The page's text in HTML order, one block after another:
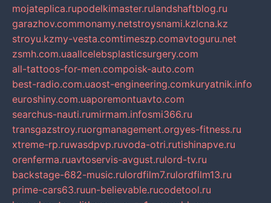
mojateplica.rupodelkimaster.rulandshaftblog.ru
garazhov.commonamy.netstroysnami.kzlcna.kz
stroyu.kzmy-vesta.comtimeszp.comavtoguru.net
zsmh.com.uaallcelebsplasticsurgery.com
all-tattoos-for-men.compoisk-auto.com
best-radio.com.uaost-engineering.comkuryatnik.info
euroshiny.com.uaporemontuavto.com
searchus-nauti.rumirmam.infosmi366.ru
transgazstroy.ruorgmanagement.orgyes-fitness.ru
xtreme-rp.ruwasdpvp.ruvoda-otri.rutishinapve.ru
orenferma.ruavtoservis-avgust.rulord-tv.ru
backstage-682-music.rulordfilm7.rulordfilm13.ru
prime-cars63.ruun-believable.rucodetool.ru